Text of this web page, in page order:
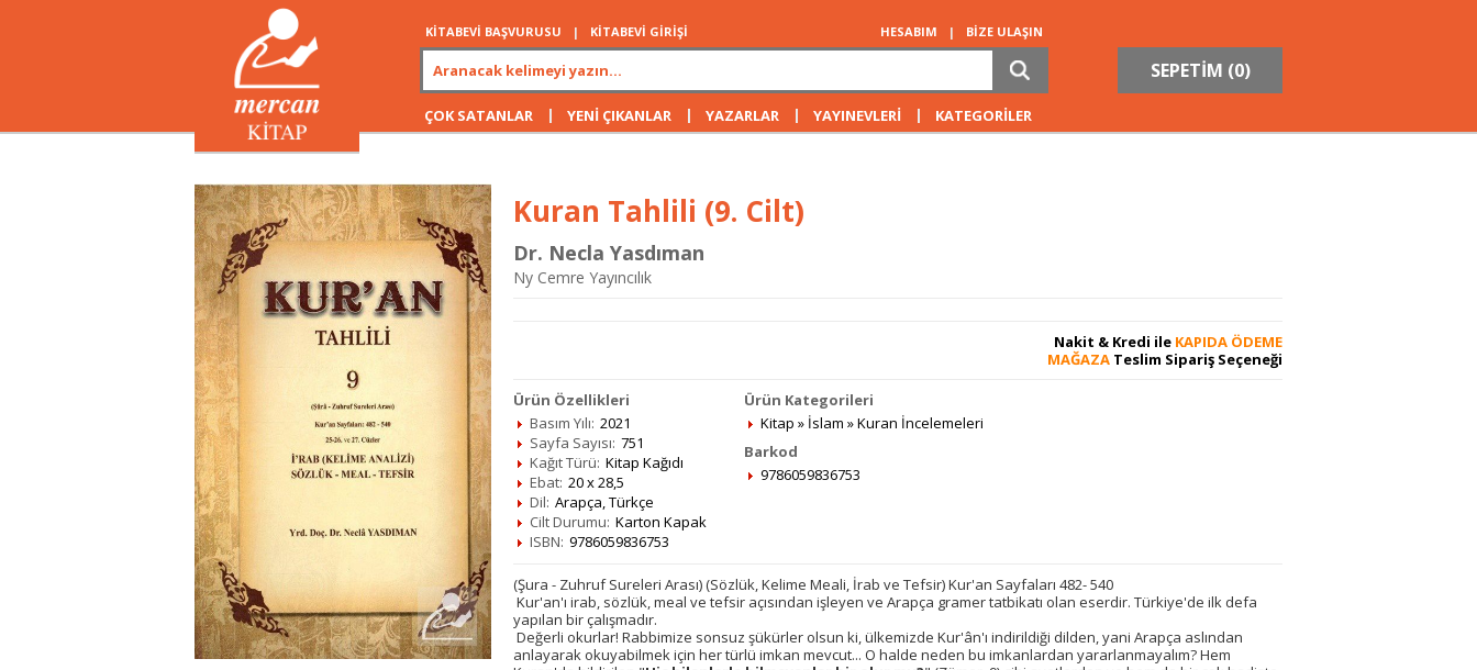
KİTABEVİ BAŞVURUSU | KİTABEVİ GİRİŞİ HESABIM | BİZE ULAŞIN
SEPETİM (0)
ÇOK SATANLAR | YENİ ÇIKANLAR | YAZARLAR | YAYINEVLERİ | KATEGORİLER
Kuran Tahlili (9. Cilt)
Dr. Necla Yasdıman
Ny Cemre Yayıncılık
Nakit & Kredi ile KAPIDA ÖDEME
MAĞAZA Teslim Sipariş Seçeneği
Ürün Özellikleri
Basım Yılı: 2021
Sayfa Sayısı: 751
Kağıt Türü: Kitap Kağıdı
Ebat: 20 x 28,5
Dil: Arapça, Türkçe
Cilt Durumu: Karton Kapak
ISBN: 9786059836753
Ürün Kategorileri
Kitap » İslam »Kuran İncelemeleri
Barkod
9786059836753
(Şura - Zuhruf Sureleri Arası) (Sözlük, Kelime Meali, İrab ve Tefsir) Kur'an Sayfaları 482- 540
Kur'an'ı irab, sözlük, meal ve tefsir açısından işleyen ve Arapça gramer tatbikatı olan eserdir. Türkiye'de ilk defa
yapılan bir çalışmadır.
Değerli okurlar! Rabbimize sonsuz şükürler olsun ki, ülkemizde Kur'ân'ı indirildiği dilden, yani Arapça aslından
anlayarak okuyabilmek için her türlü imkan mevcut... O halde neden bu imkanlardan yararlanmayalım? Hem